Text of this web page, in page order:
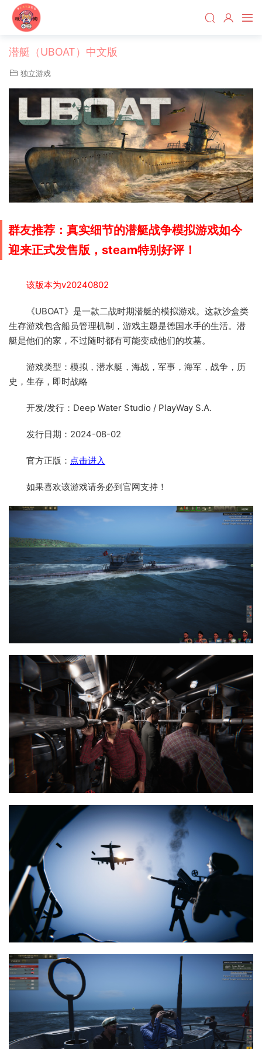
潜艇（UBOAT）中文版
独立游戏
群友推荐：真实细节的潜艇战争模拟游戏如今
迎来正式发售版，steam特别好评！
该版本为v20240802
《UBOAT》是一款二战时期潜艇的模拟游戏。这款沙盒类
生存游戏包含船员管理机制，游戏主题是德国水手的生活。潜
艇是他们的家，不过随时都有可能变成他们的坟墓。
游戏类型：模拟，潜水艇，海战，军事，海军，战争，历
史，生存，即时战略
开发/发行：Deep Water Studio / PlayWay S.A.
发行日期：2024-08-02
官方正版： 点击进入
如果喜欢该游戏请务必到官网支持！